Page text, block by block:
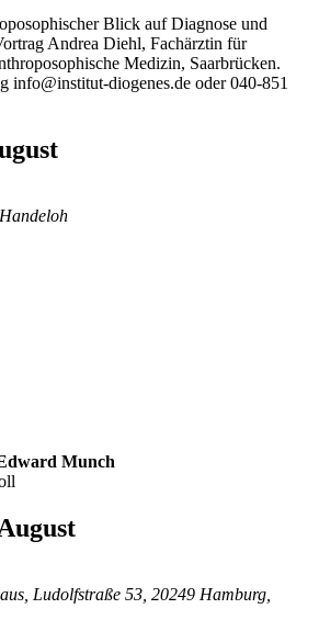
Blick auf Diagnose und
Andrea Diehl, Fachärztin für
Medizin, Saarbrücken.
info@institut-diogenes.de oder 040-851
Munch
Ludolfstraße 53, 20249 Hamburg,